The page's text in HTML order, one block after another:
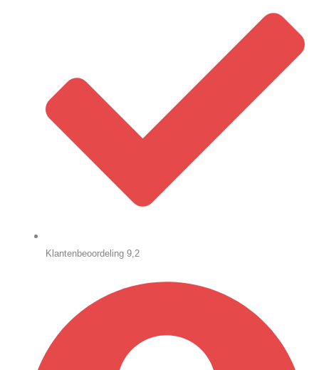
Klantenbeoordeling 9,2